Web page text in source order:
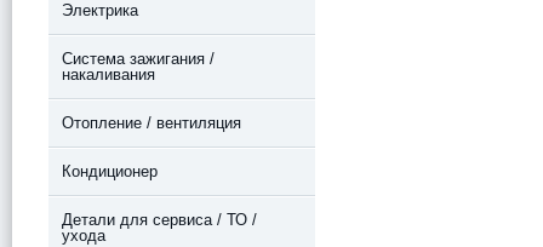
Электрика
Система зажигания /
накаливания
Отопление / вентиляция
Кондиционер
Детали для сервиса / ТО /
ухода